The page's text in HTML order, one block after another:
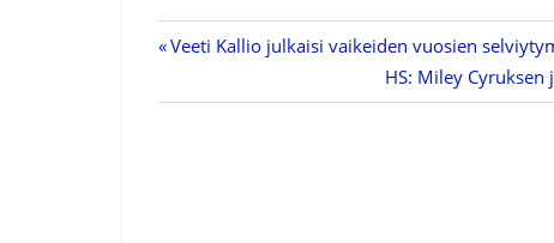
Previous
Veeti Kallio julkaisi vaikeiden vuosien
Next
Post:
HS: Miley